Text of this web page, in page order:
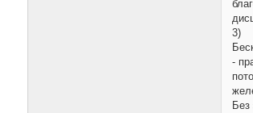
3)
-
Без